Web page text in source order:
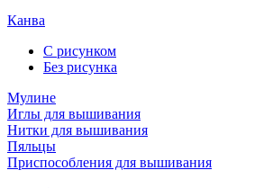
Канва
С рисунком
Без рисунка
Мулине
Иглы для вышивания
Нитки для вышивания
Пяльцы
Приспособления для вышивания